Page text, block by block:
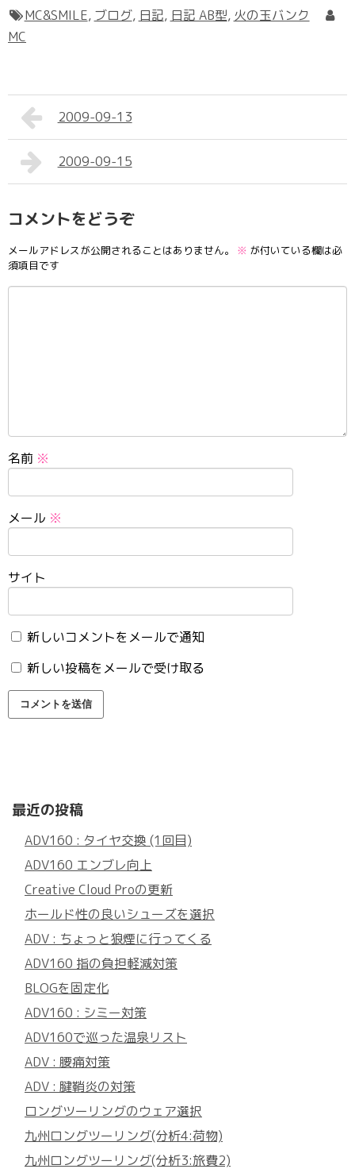
MC&SMILE, ブログ, 日記, 日記 AB型, 火の玉バンク
MC
2009-09-13
2009-09-15
コメントをどうぞ
メールアドレスが公開されることはありません。 ※ が付いている欄は必
須項目です
名前 ※
メール ※
サイト
新しいコメントをメールで通知
新しい投稿をメールで受け取る
最近の投稿
ADV160 : タイヤ交換 (1回目)
ADV160 エンブレ向上
Creative Cloud Proの更新
ホールド性の良いシューズを選択
ADV : ちょっと狼煙に行ってくる
ADV160 指の負担軽減対策
BLOGを固定化
ADV160 : シミー対策
ADV160で巡った温泉リスト
ADV : 腰痛対策
ADV : 腱鞘炎の対策
ロングツーリングのウェア選択
九州ロングツーリング(分析4:荷物)
九州ロングツーリング(分析3:旅費2)